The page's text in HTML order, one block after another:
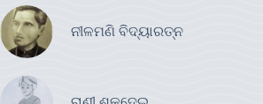
ନୀଳମଣି ବିଦ୍ୟାରତ୍ନ